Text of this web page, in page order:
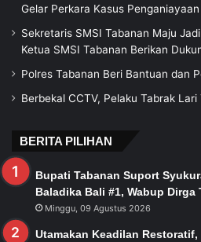
Gelar Perkara Kasus
Sekretaris SMSI Tabanan Maju
Ketua SMSI Tabanan Berikan
Polres Tabanan Beri Bantuan dan
Berbekal CCTV, Pelaku Tabrak Lari
BERITA PILIHAN
Bupati Tabanan Suport
Baladika Bali #1, Wabup
Minggu, 09 Agustus 2026
Utamakan Keadilan Restoratif,